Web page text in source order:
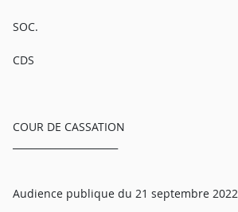
SOC.
CDS
COUR DE CASSATION
Audience publique du 21 septembre 2022